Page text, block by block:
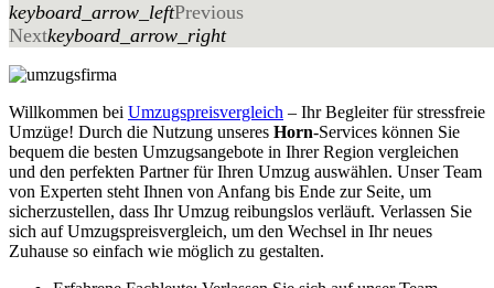
keyboard_arrow_leftPrevious
Nextkeyboard_arrow_right
Willkommen bei Umzugspreisvergleich – Ihr Begleiter für stressfreie
Umzüge! Durch die Nutzung unseres Horn-Services können Sie
bequem die besten Umzugsangebote in Ihrer Region vergleichen
und den perfekten Partner für Ihren Umzug auswählen. Unser Team
von Experten steht Ihnen von Anfang bis Ende zur Seite, um
sicherzustellen, dass Ihr Umzug reibungslos verläuft. Verlassen Sie
sich auf Umzugspreisvergleich, um den Wechsel in Ihr neues
Zuhause so einfach wie möglich zu gestalten.